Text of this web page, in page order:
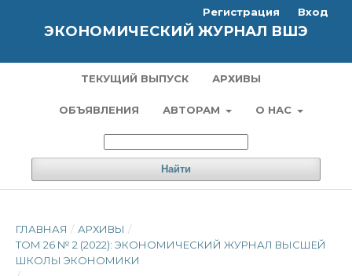
ЭКОНОМИЧЕСКИЙ ЖУРНАЛ ВШЭ
ТЕКУЩИЙ ВЫПУСК АРХИВЫ
ОБЪЯВЛЕНИЯ АВТОРАМ О НАС
Найти
Регистрация Вход
ГЛАВНАЯ / АРХИВЫ /
ТОМ 26 № 2 (2022): ЭКОНОМИЧЕСКИЙ ЖУРНАЛ ВЫСШЕЙ
ШКОЛЫ ЭКОНОМИКИ